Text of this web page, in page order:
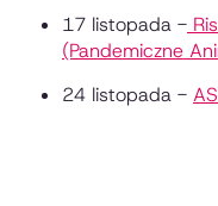
17 listopada -
(Pandemiczne
24 listopada -